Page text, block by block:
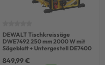
DEWALT Tischkreissäge
DWE7492 250 mm 2000 W mit
Sägeblatt + Untergestell DE7400
849,99 €